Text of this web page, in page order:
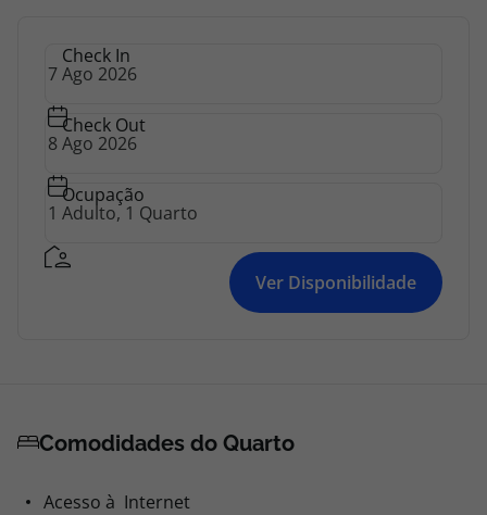
Check In
Check Out
Ocupação
Ver Disponibilidade
Comodidades do Quarto
Acesso à Internet